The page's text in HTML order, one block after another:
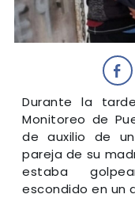
Durante la
Monitoreo de
de auxilio de
pareja de su
estaba
escondido en un